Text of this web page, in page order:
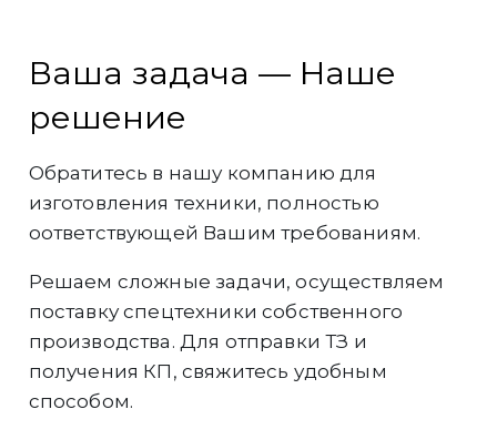
Ваша задача — Наше
решение
Обратитесь в нашу компанию для
изготовления техники, полностью
оответствующей Вашим требованиям.
Решаем сложные задачи, осуществляем
поставку спецтехники собственного
производства. Для отправки ТЗ и
получения КП, свяжитесь удобным
способом.